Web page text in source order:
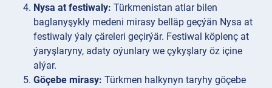
Nysa at festiwaly: Türkmenistan atlar bilen
baglanyşykly medeni mirasy belläp geçýän Nysa at
festiwaly ýaly çäreleri geçirýär. Festiwal köplenç at
ýaryşlaryny, adaty oýunlary we çykyşlary öz içine
alýar.
Göçebe mirasy: Türkmen halkynyn taryhy göçebe